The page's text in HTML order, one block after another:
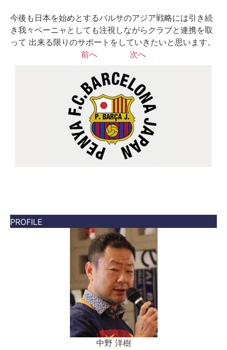
今後も日本を始めとするバルサのアジア戦略には引き続
き我々ペーニャとしても注視しながらクラブと連携を取
って 出来る限りのサポートをしていきたいと思います。
前へ
次へ
PROFILE
中野 洋樹